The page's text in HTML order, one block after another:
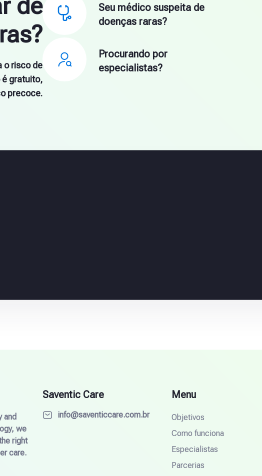
de
o risco de
é gratuito,
precoce.
Seu médico suspeita de
doenças raras?
Procurando por
especialistas?
and
we
right
care.
Saventic Care
info@saventiccare.com.br
Menu
Objetivos
Como funciona
Especialistas
Parcerias